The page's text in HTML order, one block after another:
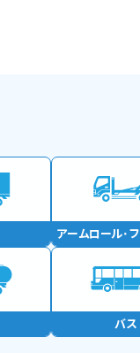
アームロール･
バス